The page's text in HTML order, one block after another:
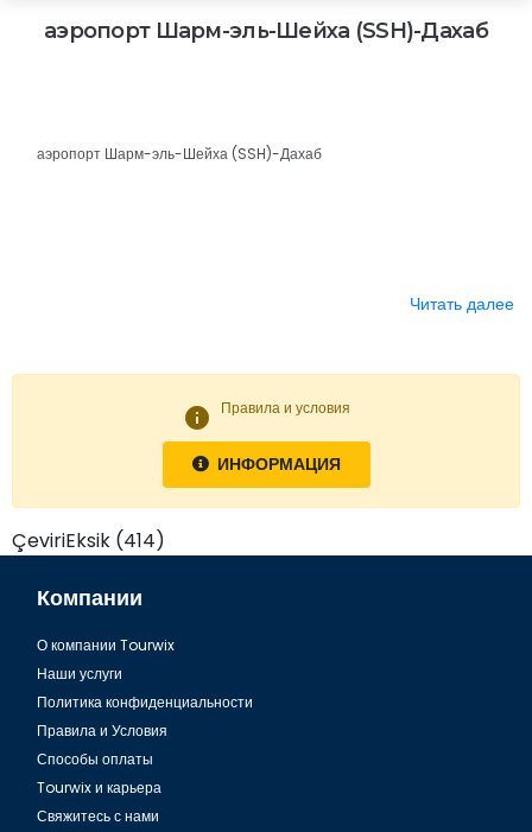
аэропорт Шарм-эль-Шейха (SSH)-Дахаб
аэропорт Шарм-эль-Шейха (SSH)-Дахаб
Читать далее
info Правила и условия
ИНФОРМАЦИЯ
ÇeviriEksik (414)
Компании
О компании Tourwix
Наши услуги
Политика конфиденциальности
Правила и Условия
Способы оплаты
Tourwix и карьера
Свяжитесь с нами